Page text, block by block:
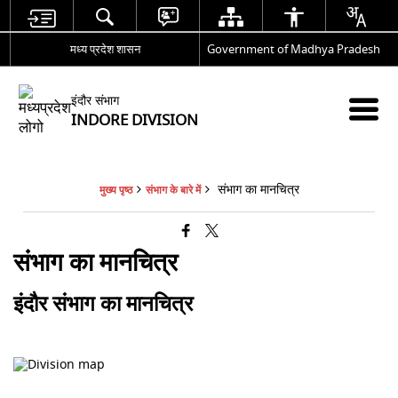
मध्य प्रदेश शासन Government of Madhya Pradesh
इंदौर संभाग
INDORE DIVISION
मुख्य पृष्ठ संभाग के बारे में संभाग का मानचित्र
संभाग का मानचित्र
इंदौर संभाग का मानचित्र